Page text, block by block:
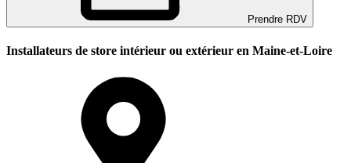
Prendre RDV
Installateurs de store intérieur ou extérieur en Maine-et-Loire